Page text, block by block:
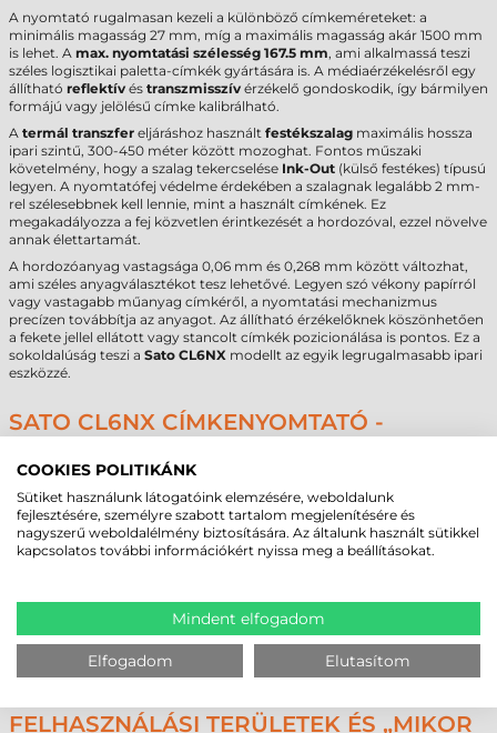
A nyomtató rugalmasan kezeli a különböző címkeméreteket: a
minimális magasság 27 mm, míg a maximális magasság akár 1500 mm
is lehet. A max. nyomtatási szélesség 167.5 mm, ami alkalmassá teszi
széles logisztikai paletta-címkék gyártására is. A médiaérzékelésről egy
állítható reflektív és transzmisszív érzékelő gondoskodik, így bármilyen
formájú vagy jelölésű címke kalibrálható.
A termál transzfer eljáráshoz használt festékszalag maximális hossza
ipari szintű, 300-450 méter között mozoghat. Fontos műszaki
követelmény, hogy a szalag tekercselése Ink-Out (külső festékes) típusú
legyen. A nyomtatófej védelme érdekében a szalagnak legalább 2 mm-
rel szélesebbnek kell lennie, mint a használt címkének. Ez
megakadályozza a fej közvetlen érintkezését a hordozóval, ezzel növelve
annak élettartamát.
A hordozóanyag vastagsága 0,06 mm és 0,268 mm között változhat,
ami széles anyagválasztékot tesz lehetővé. Legyen szó vékony papírról
vagy vastagabb műanyag címkéről, a nyomtatási mechanizmus
precízen továbbítja az anyagot. Az állítható érzékelőknek köszönhetően
a fekete jellel ellátott vagy stancolt címkék pozicionálása is pontos. Ez a
sokoldalúság teszi a Sato CL6NX modellt az egyik legrugalmasabb ipari
eszközzé.
SATO CL6NX CÍMKENYOMTATÓ -
Az alábbi táblázat összefoglalja a legfontosabb technikai adatokat a
gyors döntéstámogatás érdekében.
Márka
Sato
Modell
CL6NX
220 mm
Cséveméret
76 mm
Ethernet, Bluetooth
Garancia
12 hónap
FELHASZNÁLÁSI TERÜLETEK ÉS „MIKOR
COOKIES POLITIKÁNK
Sütiket használunk látogatóink elemzésére, weboldalunk
fejlesztésére, személyre szabott tartalom megjelenítésére és
nagyszerű weboldalélmény biztosítására. Az általunk használt sütikkel
kapcsolatos további információkért nyissa meg a beállításokat.
Mindent elfogadom
Elfogadom Elutasítom